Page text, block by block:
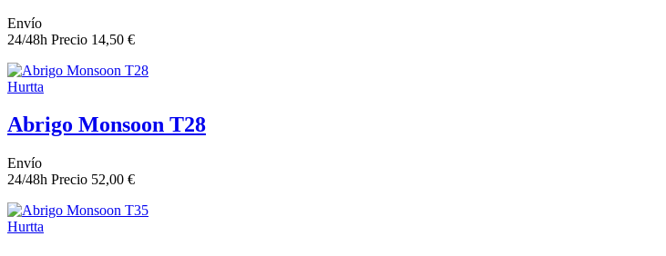
Envío
24/48h Precio 14,50 €
Hurtta
Abrigo Monsoon T28
Envío
24/48h Precio 52,00 €
Hurtta